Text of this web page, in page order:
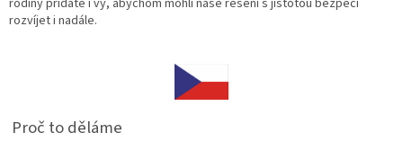
rozvíjet i nadále.
Proč to děláme